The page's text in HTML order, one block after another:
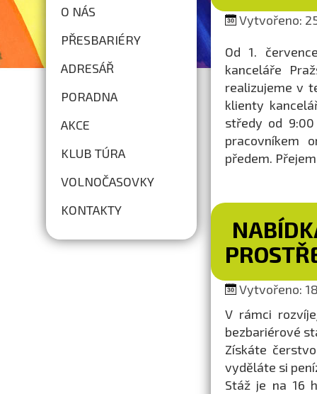
O NÁS
PŘESBARIÉRY
ADRESÁŘ
PORADNA
AKCE
KLUB TÚRA
VOLNOČASOVKY
KONTAKTY
Vytvořeno:
Od 1.
kanceláře
realizujeme v
klienty
středy od
pracovníkem
předem.
Vytvořeno:
V rámci
bezbariérové
Získáte
vyděláte si
Stáž je na 16